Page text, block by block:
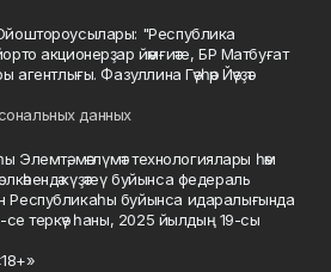
"Республика
акционерҙар йәмғиәте, БР Матбуғат
агентлығы. Фазуллина Гәүһәр Йәүҙәт
данных
Элемтә, мәғлүмәт технологиялары һәм
күҙәтеү буйынса федераль
Республикаһы буйынса идаралығында
се теркәү һаны, 2025 йылдың 19-сы